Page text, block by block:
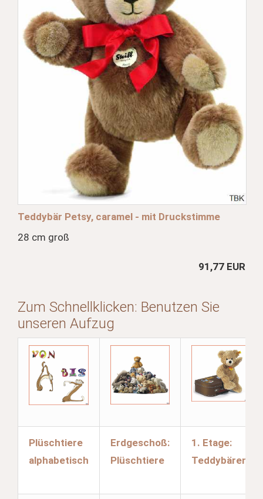
Teddybär Petsy, caramel - mit Druckstimme
28 cm groß
91,77 EUR
Zum Schnellklicken: Benutzen Sie
unseren Aufzug
Plüschtiere
alphabetisch
Erdgeschoß:
Plüschtiere
1. Etage:
Teddybären